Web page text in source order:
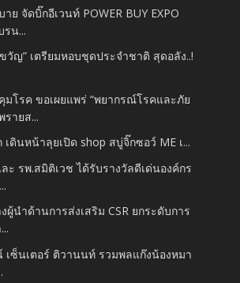
าย จัดบิ๊กอีเวนท์ POWER BUY EXPO
รน...
วัญ” เตรียมหอบชุดประจำชาติ สุดอลัง..!
มโรค ขอเผยแพร่ “พยากรณ์โรคและภัย
ายส...
เดินหน้าลุยเปิด shop สบู่จิ๊กซอว์ ME เ...
ะ รพ.สมิติเวช ได้รับรางวัลดีเด่นองค์กร
ผู้นำด้านการส่งเสริม CSR ยกระดับการ
เซ็นเตอร์ ติวานนท์ รวมพลแก๊งน้องหมา